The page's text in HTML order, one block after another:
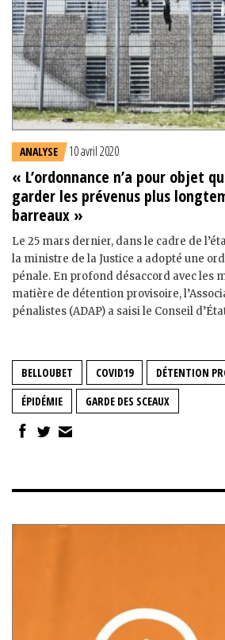
ANALYSE 10 avril 2020
« L’ordonnance n’a pour objet
garder les prévenus plus
barreaux »
Le 25 mars dernier, dans le cadre de
la ministre de la Justice a adopté une
pénale. En profond désaccord avec les
matière de détention provisoire,
pénalistes (ADAP) a saisi le Conseil
BELLOUBET COVID19
DÉTENTION
ÉPIDÉMIE
GARDE DES SCEAUX